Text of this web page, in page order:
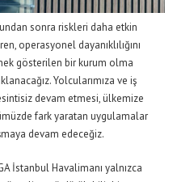
sonra riskleri daha etkin
operasyonel dayanıklılığını
gösterilen bir kurum olma
Yolcularımıza ve iş
devam etmesi, ülkemize
fark yaratan uygulamalar
devam edeceğiz.
İstanbul Havalimanı yalnızca